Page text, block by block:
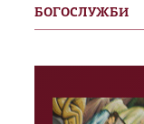
БОГОСЛУЖБИ